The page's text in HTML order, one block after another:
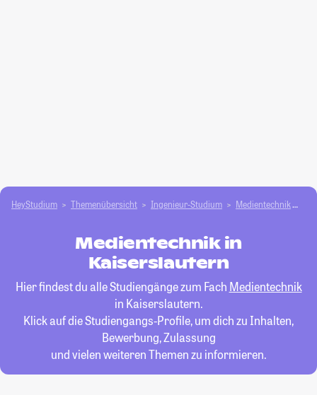
HeyStudium Themenübersicht Ingenieur-Studium Medientechnik
Medientechnik in
Kaiserslautern
Hier findest du alle Studiengänge zum Fach Medientechnik
in Kaiserslautern.
Klick auf die Studiengangs-Profile, um dich zu Inhalten,
Bewerbung, Zulassung
und vielen weiteren Themen zu informieren.